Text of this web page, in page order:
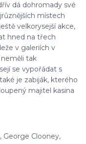
dá dohromady své
místech
velkorysejší akce,
hned na třech
v galeriích v
tak
se vypořádat s
je zabiják, kterého
majitel kasina
George Clooney,